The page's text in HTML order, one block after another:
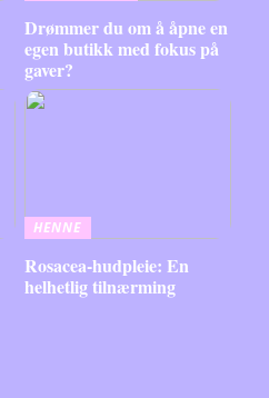
Drømmer du om å åpne en
egen butikk med fokus på
gaver?
HENNE
Rosacea-hudpleie: En
helhetlig tilnærming